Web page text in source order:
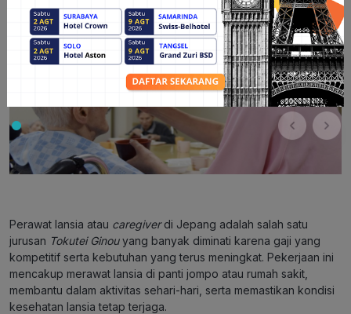
Perawat lansia atau caregiverdi Jepang adalah salah satu
jurusan Tokutei Ginouyang banyak diminati karena gaji yang
kompetitif serta kebutuhan yang terus meningkat. Pekerjaan ini
mencakup merawat lansia di panti jompo atau rumah sakit,
membantu dalam aktivitas sehari-hari, serta memastikan kondisi
kesehatan lansia tetap terjaga.